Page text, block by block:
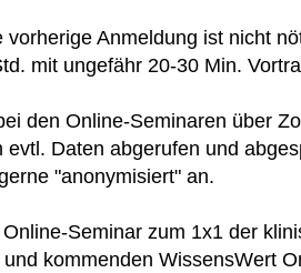
Anmeldung ist nicht
mit ungefähr 20-30 Min.
den Online-Seminaren über
Daten abgerufen und
"anonymisiert" an.
Seminar zum 1x1 der
kommenden WissensWert